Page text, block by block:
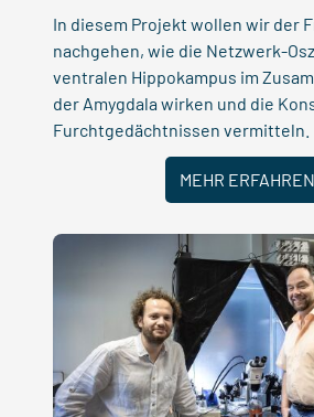
In diesem Projekt wollen wir der
nachgehen, wie die Netzwerk-
ventralen Hippokampus im
der Amygdala wirken und die
Furchtgedächtnissen vermitteln.
MEHR ERFAHREN